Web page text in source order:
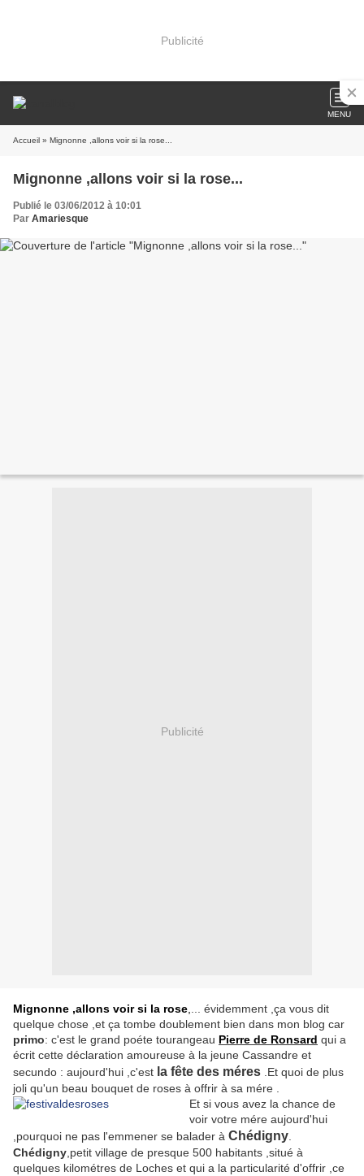
Publicité
MENU
Accueil » Mignonne ,allons voir si la rose...
Mignonne ,allons voir si la rose...
Publié le 03/06/2012 à 10:01
Par Amariesque
Publicité
Mignonne ,allons voir si la rose
... évidemment ,ça vous dit
quelque chose ,et ça tombe doublement bien dans mon blog car
primo: c'est le grand poéte tourangeau Pierre de Ronsard qui a
écrit cette déclaration amoureuse à la jeune Cassandre et
secundo : aujourd'hui ,c'est la fête des méres .Et quoi de plus
joli qu'un beau bouquet de roses à offrir à sa mére .
Et si vous avez la chance de
voir votre mére aujourd'hui
,pourquoi ne pas l'emmener se balader à Chédigny
Chédigny ,petit village de presque 500 habitants ,situé à
quelques kilométres de Loches et qui a la particularité d'offrir ,ce